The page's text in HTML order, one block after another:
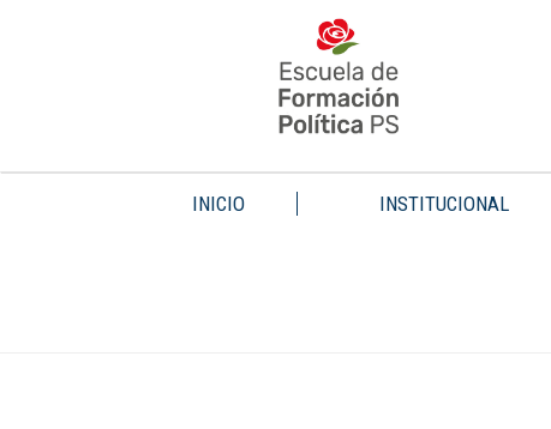
INICIO INSTITUCIONAL